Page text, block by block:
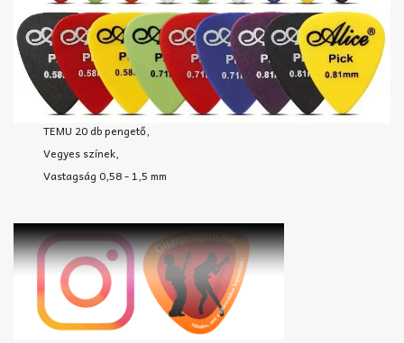
TEMU 20 db pengető,
Vegyes színek,
Vastagság 0,58 - 1,5 mm